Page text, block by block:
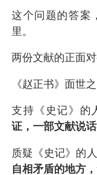
这个问题的答案
里。
两份文献的正面
《赵正书》面世
支持《史记》的
证，一部文献说话
质疑《史记》的人
自相矛盾的地方